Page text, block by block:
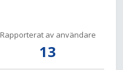
Rapporterat av användare
13